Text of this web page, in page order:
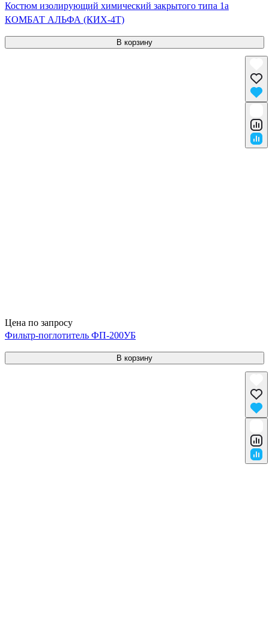
Костюм изолирующий химический закрытого типа 1a
КОМБАТ АЛЬФА (КИХ-4Т)
В корзину
Цена по запросу
Фильтр-поглотитель ФП-200УБ
В корзину